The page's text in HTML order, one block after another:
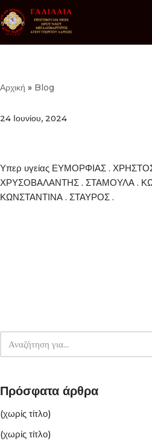
Μεταπηδήστε
στο
Αρχική » Blog
24 Ιουνίου, 2024
Υπερ υγείας ΕΥΜΟΡΦΙΑΣ .
ΧΡΥΣΟΒΑΛΑΝΤΗΣ . ΣΤΑΜΟΥΛΑ .
ΚΩΝΣΤΑΝΤΙΝΑ . ΣΤΑΥΡΟΣ .
Πρόσφατα άρθρα
(χωρίς τίτλο)
(χωρίς τίτλο)